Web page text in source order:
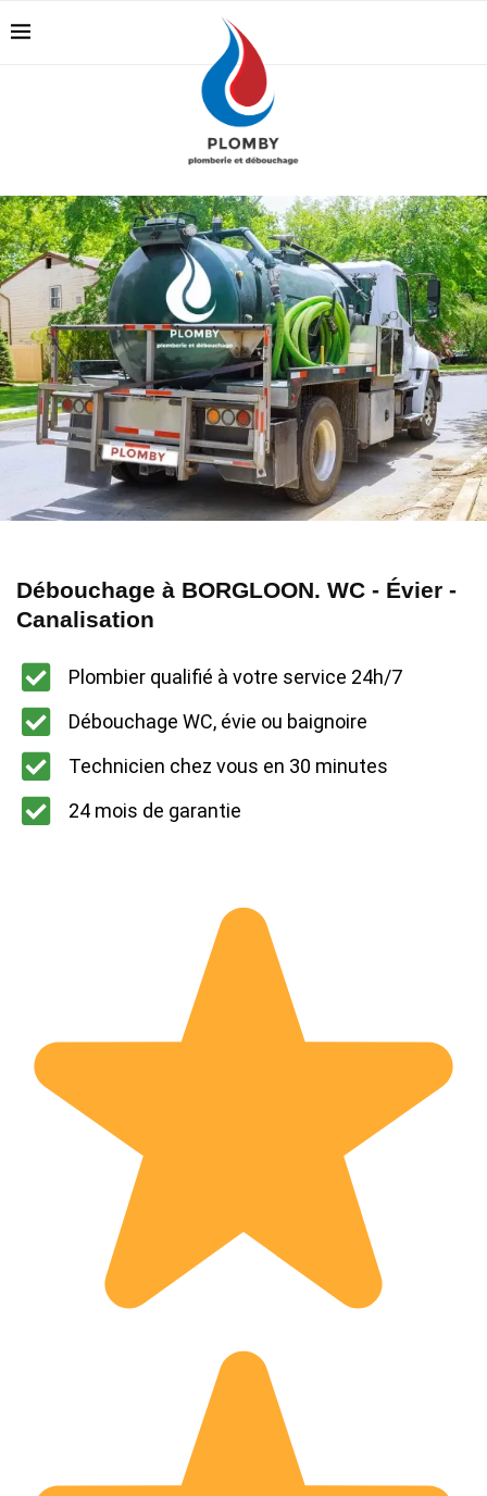
Débouchage à BORGLOON. WC - Évier -
Canalisation
Plombier qualifié à votre service 24h/7
Débouchage WC, évie ou baignoire
Technicien chez vous en 30 minutes
24 mois de garantie